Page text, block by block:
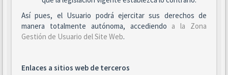
Así pues, el Usuario podrá ejercitar sus derechos de
manera totalmente autónoma, accediendo a la Zona
Gestión de Usuario del Site Web.
Enlaces a sitios web de terceros